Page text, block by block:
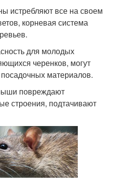
истребляют все на своем
корневая система
для молодых
черенков, могут
материалов.
повреждают
строения, подтачивают